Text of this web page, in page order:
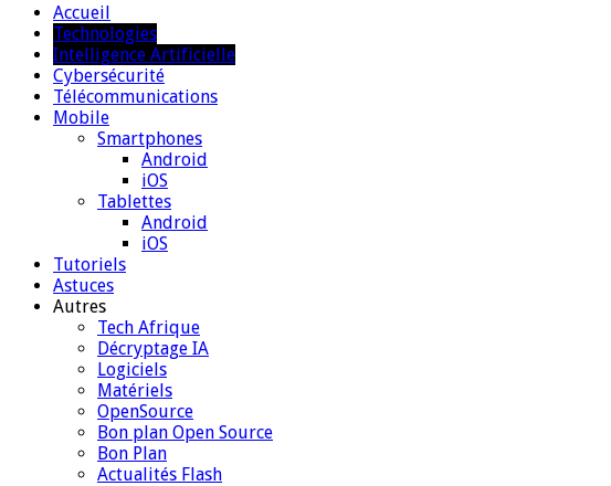
Accueil
Technologies
Intelligence Artificielle
Cybersécurité
Télécommunications
Mobile
Smartphones
Android
iOS
Tablettes
Android
iOS
Tutoriels
Astuces
Autres
Tech Afrique
Décryptage IA
Logiciels
Matériels
OpenSource
Bon plan Open Source
Bon Plan
Actualités Flash